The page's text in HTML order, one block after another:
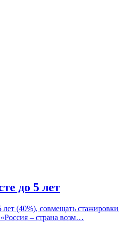
до 5 лет
(40%), совмещать
– страна возм…